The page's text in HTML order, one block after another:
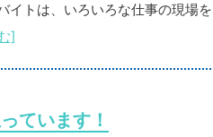
イトは、いろいろな仕事の現場を
]
ています！